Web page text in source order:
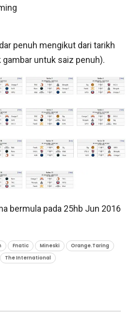
penuh mengikut dari tarikh
untuk saiz penuh).
bermula pada 25hb Jun 2016
Fnatic Mineski
Orange.Taring
The International